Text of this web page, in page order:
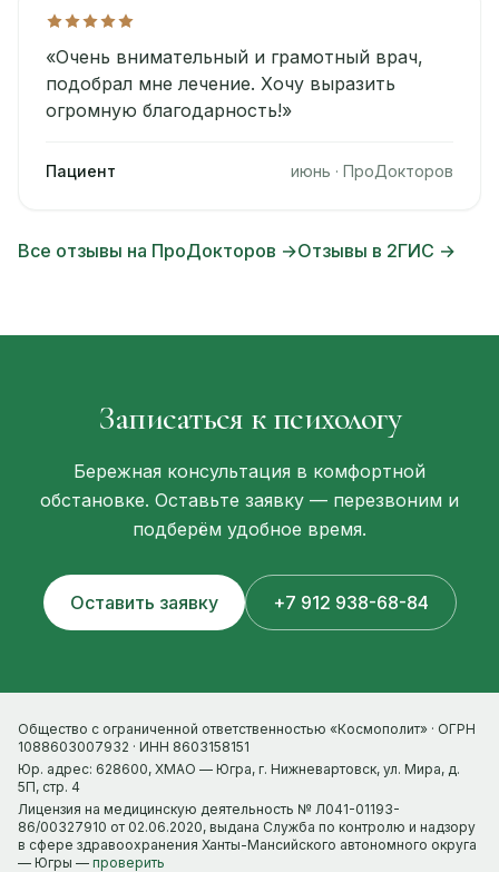
«Очень внимательный и грамотный врач,
подобрал мне лечение. Хочу выразить
огромную благодарность!»
Пациент июнь · ПроДокторов
Все отзывы на ПроДокторов →Отзывы в 2ГИС →
Записаться к психологу
Бережная консультация в комфортной
обстановке. Оставьте заявку — перезвоним и
подберём удобное время.
Оставить заявку +7 912 938-68-84
Общество с ограниченной ответственностью «Космополит» · ОГРН
1088603007932 · ИНН 8603158151
Юр. адрес: 628600, ХМАО — Югра, г. Нижневартовск, ул. Мира, д.
5П, стр. 4
Лицензия на медицинскую деятельность № Л041-01193-
86/00327910 от 02.06.2020, выдана Служба по контролю и надзору
в сфере здравоохранения Ханты-Мансийского автономного округа
— Югры — проверить